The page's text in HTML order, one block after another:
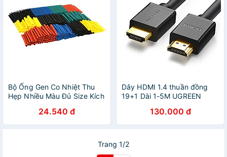
Bộ Ống Gen Co Nhiệt Thu
Hẹp Nhiều Màu Đủ Size Kích
Vệ Dây Cáp (Chất Liệu PE
Polyolefin) Giúp Sửa Chữa
24.540 đ
Dây HDMI 1.4 thuần đồng
19+1 Dài 1-5M UGREEN
130.000 đ
Trang 1/2